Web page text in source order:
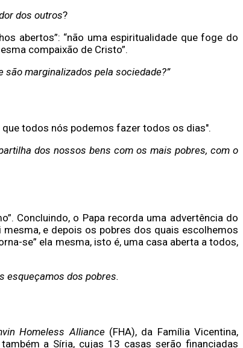
dos outros?
abertos”: “não uma espiritualidade que foge do
compaixão de Cristo”.
são marginalizados pela sociedade?”
que todos nós podemos fazer todos os dias".
dos nossos bens com os mais pobres, com o
Concluindo, o Papa recorda uma advertência do
e depois os pobres dos quais escolhemos
se” ela mesma, isto é, uma casa aberta a todos,
esqueçamos dos pobres.
Homeless Alliance (FHA), da Família Vicentina,
a Síria, cujas 13 casas serão financiadas